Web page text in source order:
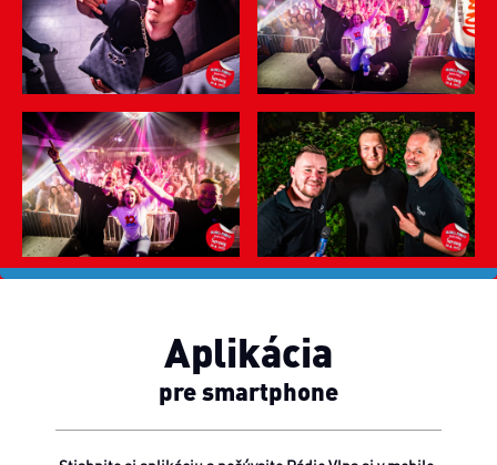
Aplikácia
pre smartphone